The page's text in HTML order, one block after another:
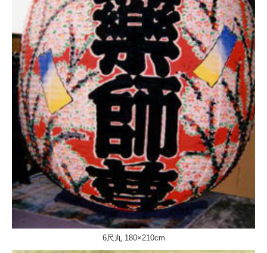
6尺丸 180×210cm